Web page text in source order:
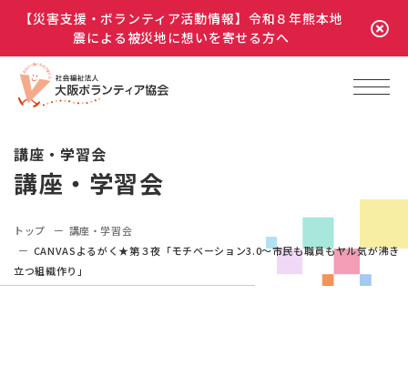
【災害支援・ボランティア活動情報】令和８年熊本地
震による被災地に想いを寄せる方へ
講座・学習会
講座・学習会
トップ
講座・学習会
CANVASよるがく★第３夜「モチベーション3.0～市民も職員もヤル気が沸き
立つ組織作り」